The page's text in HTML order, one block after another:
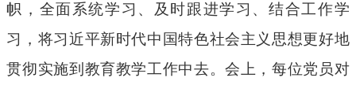
帜，全面系统学习、及时跟进学习、结合工作学
习，将习近平新时代中国特色社会主义思想更好地
贯彻实施到教育教学工作中去。会上，每位党员对